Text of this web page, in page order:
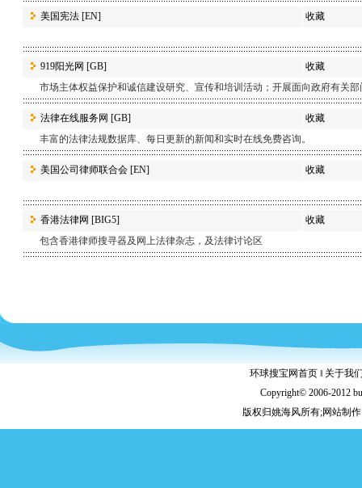
美国宪法 [EN] 收藏
919阳光网 [GB]
收藏
市场主体权益保护和诚信建设研究、宣传和培训活动；开展面向政府有关
法律在线服务网 [GB]
收藏
丰富的法律法规数据库、每日更新的新闻和实时在线免费咨询。
美国公司律师联合会 [EN] 收藏
香港法律网 [BIG5]
收藏
包含香港律师搜寻器及网上法律杂志，及法律讨论区
环球搜宝网首页 ‖ 关于我
Copyright© 2006-2012
版权归姚海风所有;网站制作